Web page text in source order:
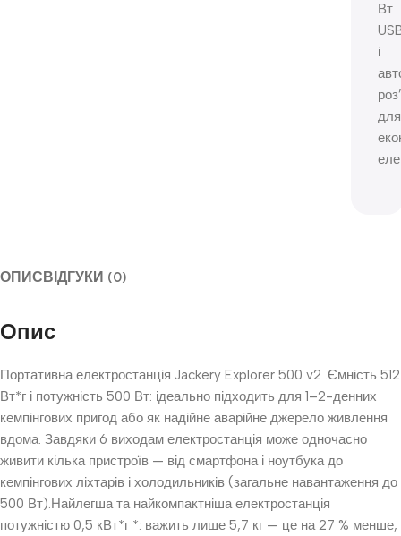
Вт
і
для
ОПИСВІДГУКИ (0)
Опис
Портативна електростанція Jackery Explorer 500 v2 .Ємність 512
Вт*г і потужність 500 Вт: ідеально підходить для 1–2-денних
кемпінгових пригод або як надійне аварійне джерело живлення
вдома. Завдяки 6 виходам електростанція може одночасно
живити кілька пристроїв — від смартфона і ноутбука до
кемпінгових ліхтарів і холодильників (загальне навантаження до
500 Вт).Найлегша та найкомпактніша електростанція
потужністю 0,5 кВт*г *: важить лише 5,7 кг — це на 27 % менше,